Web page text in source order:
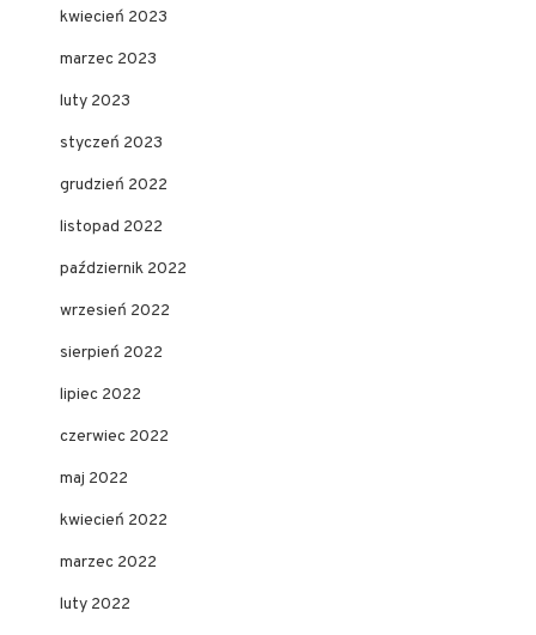
kwiecień 2023
marzec 2023
luty 2023
styczeń 2023
grudzień 2022
listopad 2022
październik 2022
wrzesień 2022
sierpień 2022
lipiec 2022
czerwiec 2022
maj 2022
kwiecień 2022
marzec 2022
luty 2022